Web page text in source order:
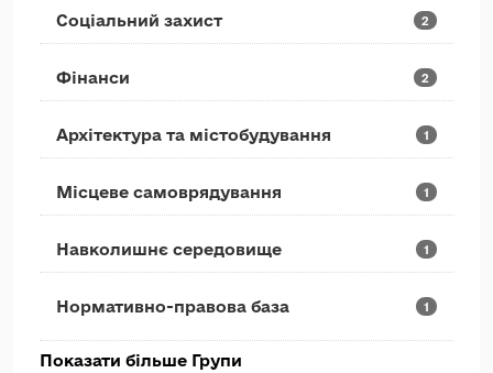
Соціальний захист 2
Фінанси 2
Архітектура та містобудування 1
Місцеве самоврядування 1
Навколишнє середовище 1
Нормативно-правова база 1
Показати більше Групи